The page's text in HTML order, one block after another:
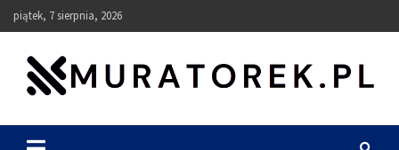
Skip
to
piątek, 7 sierpnia, 2026
muratorek.pl